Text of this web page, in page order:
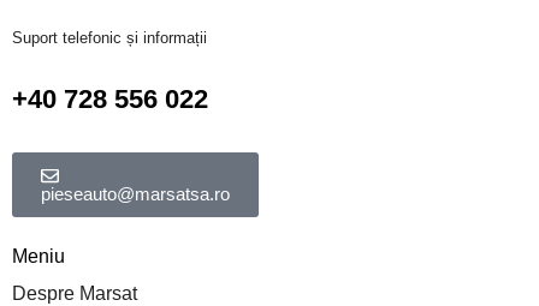
Suport telefonic și informații
+40 728 556 022
pieseauto@marsatsa.ro
Meniu
Despre Marsat